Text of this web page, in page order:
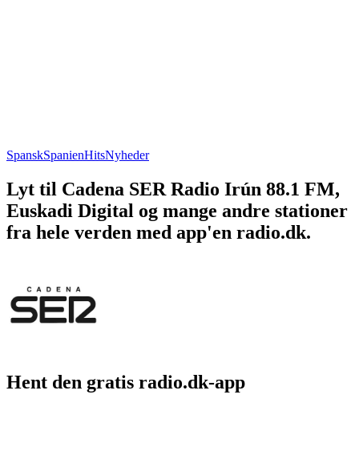
SpanskSpanienHitsNyheder
Lyt til Cadena SER Radio Irún 88.1 FM,
Euskadi Digital og mange andre stationer
fra hele verden med app'en radio.dk.
Hent den gratis radio.dk-app